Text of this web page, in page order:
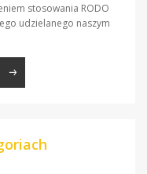
stosowania RODO
udzielanego naszym